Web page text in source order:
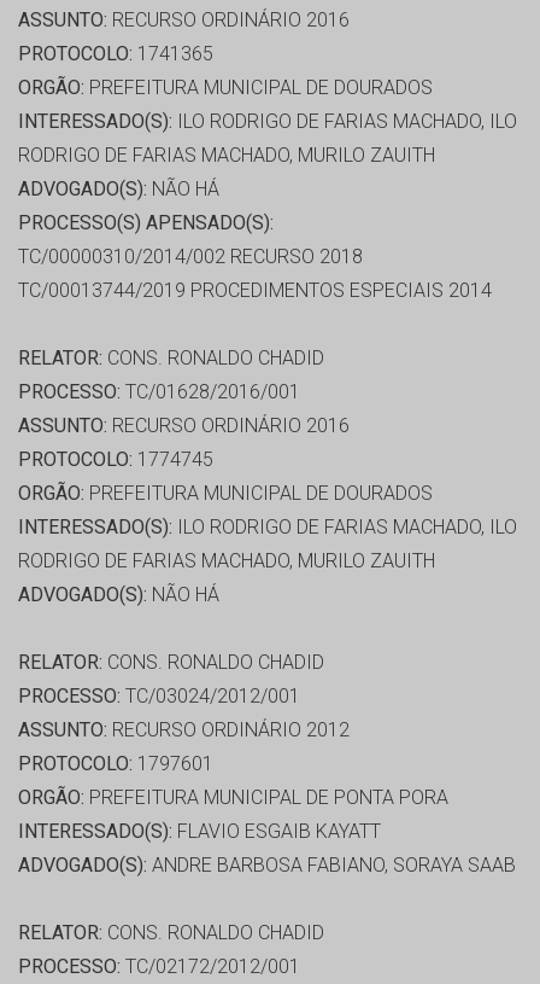
ASSUNTO: RECURSO ORDINÁRIO 2016
PROTOCOLO: 1741365
ORGÃO: PREFEITURA MUNICIPAL DE DOURADOS
INTERESSADO(S): ILO RODRIGO DE FARIAS MACHADO, ILO
RODRIGO DE FARIAS MACHADO, MURILO ZAUITH
ADVOGADO(S): NÃO HÁ
PROCESSO(S) APENSADO(S):
TC/00000310/2014/002 RECURSO 2018
TC/00013744/2019 PROCEDIMENTOS ESPECIAIS 2014
RELATOR: CONS. RONALDO CHADID
PROCESSO: TC/01628/2016/001
ASSUNTO: RECURSO ORDINÁRIO 2016
PROTOCOLO: 1774745
ORGÃO: PREFEITURA MUNICIPAL DE DOURADOS
INTERESSADO(S): ILO RODRIGO DE FARIAS MACHADO, ILO
RODRIGO DE FARIAS MACHADO, MURILO ZAUITH
ADVOGADO(S): NÃO HÁ
RELATOR: CONS. RONALDO CHADID
PROCESSO: TC/03024/2012/001
ASSUNTO: RECURSO ORDINÁRIO 2012
PROTOCOLO: 1797601
ORGÃO: PREFEITURA MUNICIPAL DE PONTA PORA
INTERESSADO(S): FLAVIO ESGAIB KAYATT
ADVOGADO(S): ANDRE BARBOSA FABIANO, SORAYA SAAB
RELATOR: CONS. RONALDO CHADID
PROCESSO: TC/02172/2012/001